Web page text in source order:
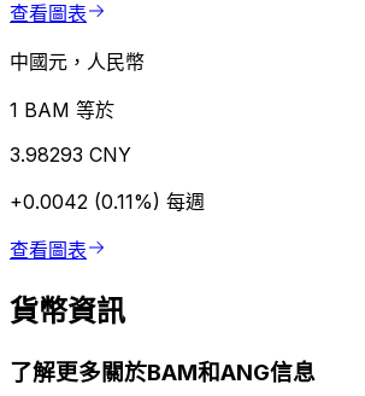
查看圖表
中國元，人民幣
1 BAM 等於
3.98293 CNY
+0.0042 (0.11%) 每週
查看圖表
貨幣資訊
了解更多關於BAM和ANG信息